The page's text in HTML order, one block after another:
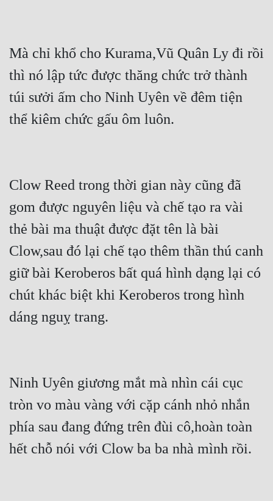
Mà chỉ khổ cho Kurama,Vũ Quân Ly đi rồi
thì nó lập tức được thăng chức trở thành
túi sưởi ấm cho Ninh Uyên về đêm tiện
thể kiêm chức gấu ôm luôn.
Clow Reed trong thời gian này cũng đã
gom được nguyên liệu và chế tạo ra vài
thẻ bài ma thuật được đặt tên là bài
Clow,sau đó lại chế tạo thêm thần thú canh
giữ bài Keroberos bất quá hình dạng lại có
chút khác biệt khi Keroberos trong hình
dáng nguỵ trang.
Ninh Uyên giương mắt mà nhìn cái cục
tròn vo màu vàng với cặp cánh nhỏ nhắn
phía sau đang đứng trên đùi cô,hoàn toàn
hết chỗ nói với Clow ba ba nhà mình rồi.